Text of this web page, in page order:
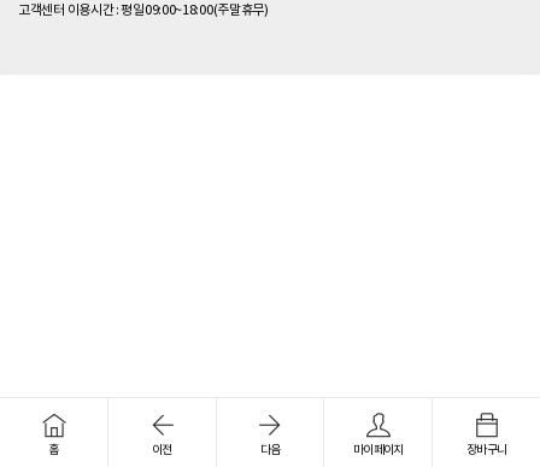
고객센터 이용시간 :평일09:00~18:00(주말휴무)
홈 이전 다음 마이페이지 장바구니